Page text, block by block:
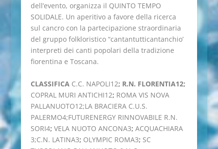
dell’evento, organizza il QUINTO TEMPO
SOLIDALE. Un aperitivo a favore della ricerca
sul cancro con la partecipazione straordinaria
del gruppo folkloristico “cantantutticantanchio’
interpreti dei canti popolari della tradizione
fiorentina e Toscana.
CLASSIFICA C.C. NAPOLI12; R.N. FLORENTIA12;
COPRAL MURI ANTICHI12; ROMA VIS NOVA
PALLANUOTO12;LA BRACIERA C.U.S.
PALERMO4;FUTURENERGY RINNOVABILE R.N.
SORI4; VELA NUOTO ANCONA3; ACQUACHIARA
3;C.N. LATINA3; OLYMPIC ROMA3; SC